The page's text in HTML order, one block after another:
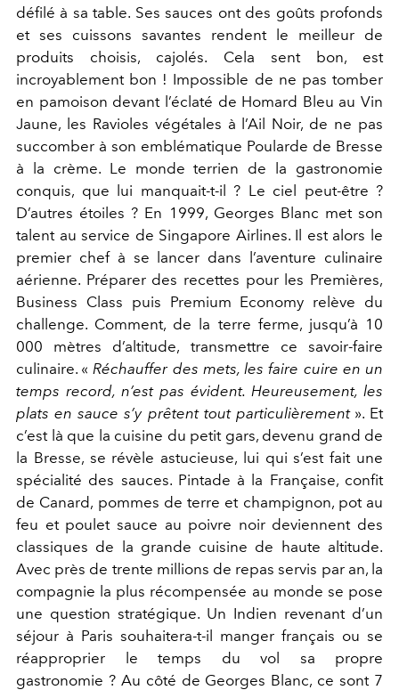
défilé à sa table. Ses sauces ont des goûts profonds
et ses cuissons savantes rendent le meilleur de
produits choisis, cajolés. Cela sent bon, est
incroyablement bon ! Impossible de ne pas tomber
en pamoison devant l’éclaté de Homard Bleu au Vin
Jaune, les Ravioles végétales à l’Ail Noir, de ne pas
succomber à son emblématique Poularde de Bresse
à la crème. Le monde terrien de la gastronomie
conquis, que lui manquait-t-il ? Le ciel peut-être ?
D’autres étoiles ? En 1999, Georges Blanc met son
talent au service de Singapore Airlines. Il est alors le
premier chef à se lancer dans l’aventure culinaire
aérienne. Préparer des recettes pour les Premières,
Business Class puis Premium Economy relève du
challenge. Comment, de la terre ferme, jusqu’à 10
000 mètres d’altitude, transmettre ce savoir-faire
culinaire. « Réchauffer des mets, les faire cuire en un
temps record, n’est pas évident. Heureusement, les
plats en sauce s’y prêtent tout particulièrement». Et
c’est là que la cuisine du petit gars, devenu grand de
la Bresse, se révèle astucieuse, lui qui s’est fait une
spécialité des sauces. Pintade à la Française, confit
de Canard, pommes de terre et champignon, pot au
feu et poulet sauce au poivre noir deviennent des
classiques de la grande cuisine de haute altitude.
Avec près de trente millions de repas servis par an, la
compagnie la plus récompensée au monde se pose
une question stratégique. Un Indien revenant d’un
séjour à Paris souhaitera-t-il manger français ou se
réapproprier le temps du vol sa propre
gastronomie ? Au côté de Georges Blanc, ce sont 7